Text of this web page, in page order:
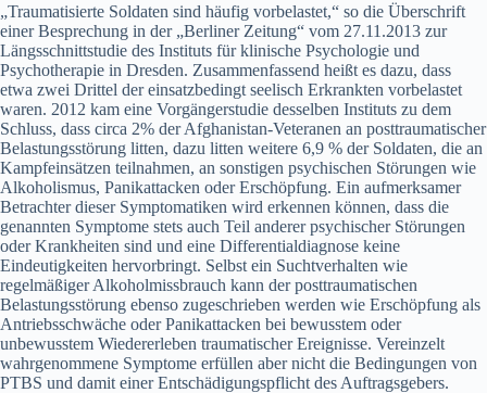
„Traumatisierte Soldaten sind häufig vorbelastet,“ so die Überschrift
einer Besprechung in der „Berliner Zeitung“ vom 27.11.2013 zur
Längsschnittstudie des Instituts für klinische Psychologie und
Psychotherapie in Dresden. Zusammenfassend heißt es dazu, dass
etwa zwei Drittel der einsatzbedingt seelisch Erkrankten vorbelastet
waren. 2012 kam eine Vorgängerstudie desselben Instituts zu dem
Schluss, dass circa 2% der Afghanistan-Veteranen an posttraumatischer
Belastungsstörung litten, dazu litten weitere 6,9 % der Soldaten, die an
Kampfeinsätzen teilnahmen, an sonstigen psychischen Störungen wie
Alkoholismus, Panikattacken oder Erschöpfung. Ein aufmerksamer
Betrachter dieser Symptomatiken wird erkennen können, dass die
genannten Symptome stets auch Teil anderer psychischer Störungen
oder Krankheiten sind und eine Differentialdiagnose keine
Eindeutigkeiten hervorbringt. Selbst ein Suchtverhalten wie
regelmäßiger Alkoholmissbrauch kann der posttraumatischen
Belastungsstörung ebenso zugeschrieben werden wie Erschöpfung als
Antriebsschwäche oder Panikattacken bei bewusstem oder
unbewusstem Wiedererleben traumatischer Ereignisse. Vereinzelt
wahrgenommene Symptome erfüllen aber nicht die Bedingungen von
PTBS und damit einer Entschädigungspflicht des Auftragsgebers.